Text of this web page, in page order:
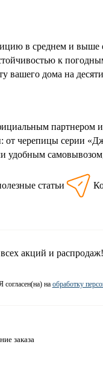
в среднем и выше
к
вашего дома на
партнером
от черепицы серии
удобным
статьи
акций и распродаж!
я согласен(на) на обработку
заказа